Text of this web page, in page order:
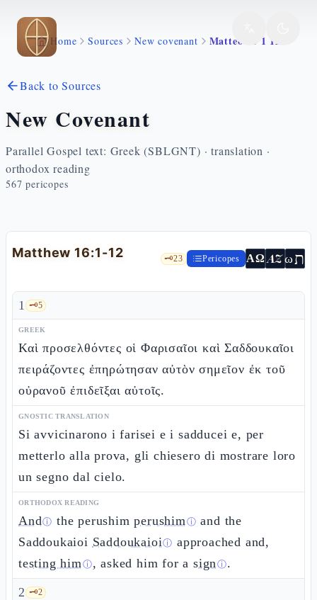
Skip to main content
Home Sources New covenant Matteo 16 1 12
Back to Sources
New Covenant
Parallel Gospel text: Greek (SBLGNT) · translation ·
orthodox reading
567 pericopes
Matthew 16:1-12 🗝️23 Pericopes ΑΩ AZωת
1 🗝️5
GREEK
Καὶ προσελθόντες οἱ Φαρισαῖοι καὶ Σαδδουκαῖοι
πειράζοντες ἐπηρώτησαν αὐτὸν σημεῖον ἐκ τοῦ
οὐρανοῦ ἐπιδεῖξαι αὐτοῖς.
GNOSTIC TRANSLATION
Si avvicinarono i farisei e i sadducei e, per
metterlo alla prova, gli chiesero di mostrare loro
un segno dal cielo.
ORTHODOX READING
Andⓘ the perushimperushimⓘ and the
Saddoukaioi Saddoukaioiⓘ approached and,
testing himⓘ, asked him for asignⓘ.
2 🗝️2